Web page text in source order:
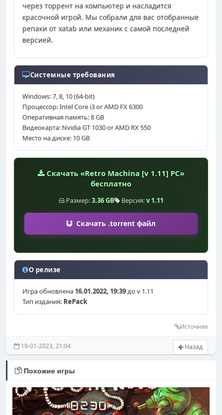
через торрент на компьютер и насладится
красочной игрой. Мы собрали для вас отобранные
репаки от xatab или механик с самой последней
версией.
Системные требования
Windows: 7, 8, 10 (64-bit)
Процессор: Intel Core i3 or AMD FX 6300
Оперативная память: 8 GB
Видеокарта: Nvidia GT 1030 or AMD RX 550
Место на диске: 10 GB
Скачать «Retro Machina [v 1.11] PC»
бесплатно
Размер:3.36 GB Версия:v 1.11
Скачать .torrent файл
О релизе
Игра обновлена 16.01.2022, 19:39до v 1.11
Тип издания: RePack
Источник
Назад
19-01-2023, 21:04
Похожие игры